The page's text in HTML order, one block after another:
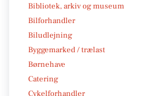
Bibliotek, arkiv og museum
Bilforhandler
Biludlejning
Byggemarked / trælast
Børnehave
Catering
Cykelforhandler